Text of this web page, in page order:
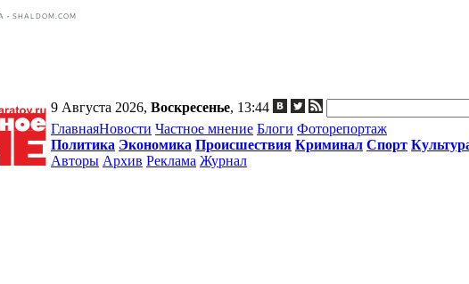
SHALDOM.COM
9 Августа 2026, Воскресенье, 13:44
ГлавнаяНовости Частное мнение Блоги Фоторепортаж
Политика Экономика Происшествия Криминал Спорт
Авторы Архив Реклама Журнал